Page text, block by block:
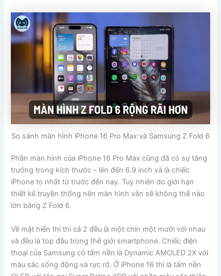
So sánh màn hình iPhone 16 Pro Max và Samsung Z Fold 6
Phần màn hình của iPhone 16 Pro Max cũng đã có sự tăng
trưởng trong kích thước – lên đến 6.9 inch và là chiếc
iPhone to nhất từ trước đến nay. Tuy nhiên do giới hạn
thiết kế truyền thống nên màn hình vẫn sẽ không thể nào
lớn bằng Z Fold 6.
Về mặt hiển thì thì cả 2 đều là một chín một mười với nhau
và đều là top đầu trong thế giới smartphone. Chiếc điện
thoại của Samsung có tấm nền là Dynamic AMOLED 2X với
màu sắc sống động và rực rỡ. Ở iPhone 16 thì là tấm nền